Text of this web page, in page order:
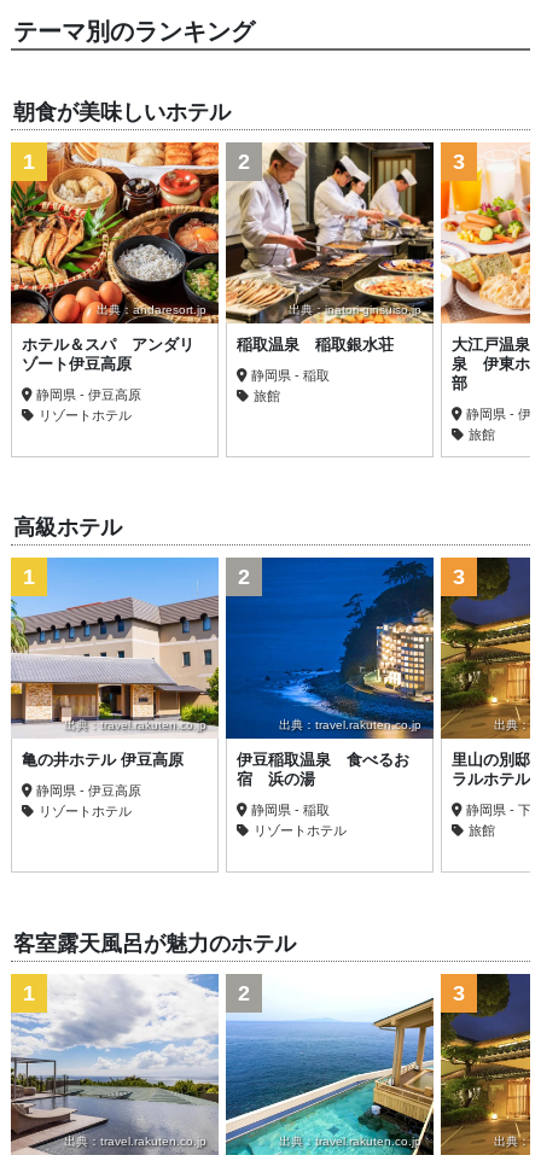
テーマ別のランキング
朝食が美味しいホテル
出典：andaresort.jp
1
ホテル＆スパ アンダリ
ゾート伊豆高原
静岡県 - 伊豆高原
リゾートホテル
出典：inatori-ginsuiso.jp
2
稲取温泉 稲取銀水荘
静岡県 - 稲取
旅館
3
大江戸温泉
泉 伊東ホ
部
静岡県 - 伊
旅館
高級ホテル
出典：travel.rakuten.co.jp
1
亀の井ホテル 伊豆高原
静岡県 - 伊豆高原
リゾートホテル
出典：travel.rakuten.co.jp
2
伊豆稲取温泉 食べるお
宿 浜の湯
静岡県 - 稲取
リゾートホテル
出典：
3
里山の別邸
ラルホテル
静岡県 - 下
旅館
客室露天風呂が魅力のホテル
出典：travel.rakuten.co.jp
1
出典：travel.rakuten.co.jp
2
出典：
3